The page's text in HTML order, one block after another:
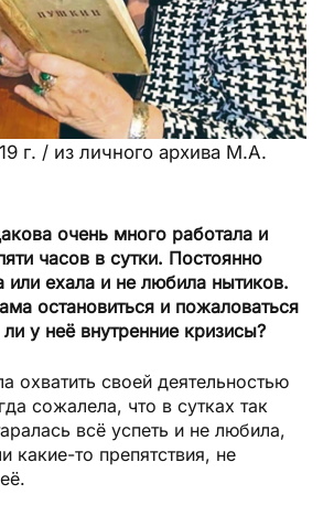
г. / из личного архива М.А.
очень много работала и
часов в сутки. Постоянно
или ехала и не любила нытиков.
остановиться и пожаловаться
у неё внутренние кризисы?
охватить своей деятельностью
сожалела, что в сутках так
всё успеть и не любила,
какие-то препятствия, не